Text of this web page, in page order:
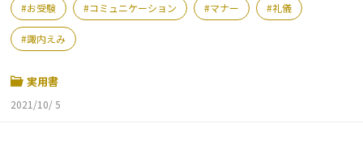
お受験 コミュニケーション マナー 礼儀
諏内えみ
実用書
2021/10/ 5